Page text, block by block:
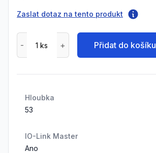
Zaslat dotaz na tento produkt
Přidat do košíku
Hloubka
53
IO-Link Master
Ano